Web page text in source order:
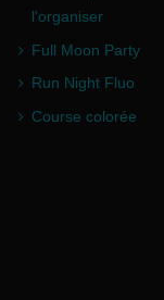
l'organiser
Full Moon Party
Run Night Fluo
Course colorée